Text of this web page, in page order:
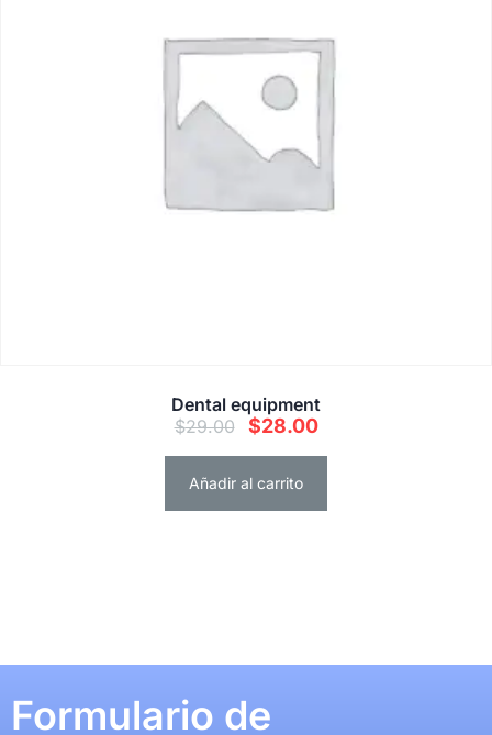
Dental equipment
$29.00 $28.00
Añadir al carrito
Formulario de